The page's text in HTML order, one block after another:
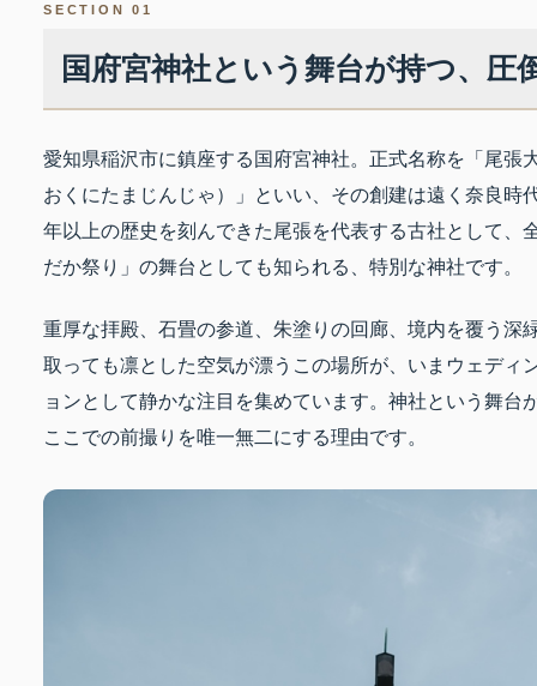
SECTION 01
国府宮神社という舞台が持つ、圧
愛知県稲沢市に鎮座する国府宮神社。正式名称を「尾張
おくにたまじんじゃ）」といい、その創建は遠く奈良時
年以上の歴史を刻んできた尾張を代表する古社として、
だか祭り」の舞台としても知られる、特別な神社です。
重厚な拝殿、石畳の参道、朱塗りの回廊、境内を覆う深
取っても凛とした空気が漂うこの場所が、いまウェディ
ョンとして静かな注目を集めています。神社という舞台
ここでの前撮りを唯一無二にする理由です。